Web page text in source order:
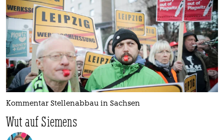
Kommentar Stellenabbau in Sachsen
Wut auf Siemens